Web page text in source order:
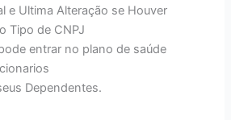
e Ultima Alteração se Houver
Tipo de CNPJ
entrar no plano de saúde
Dependentes.